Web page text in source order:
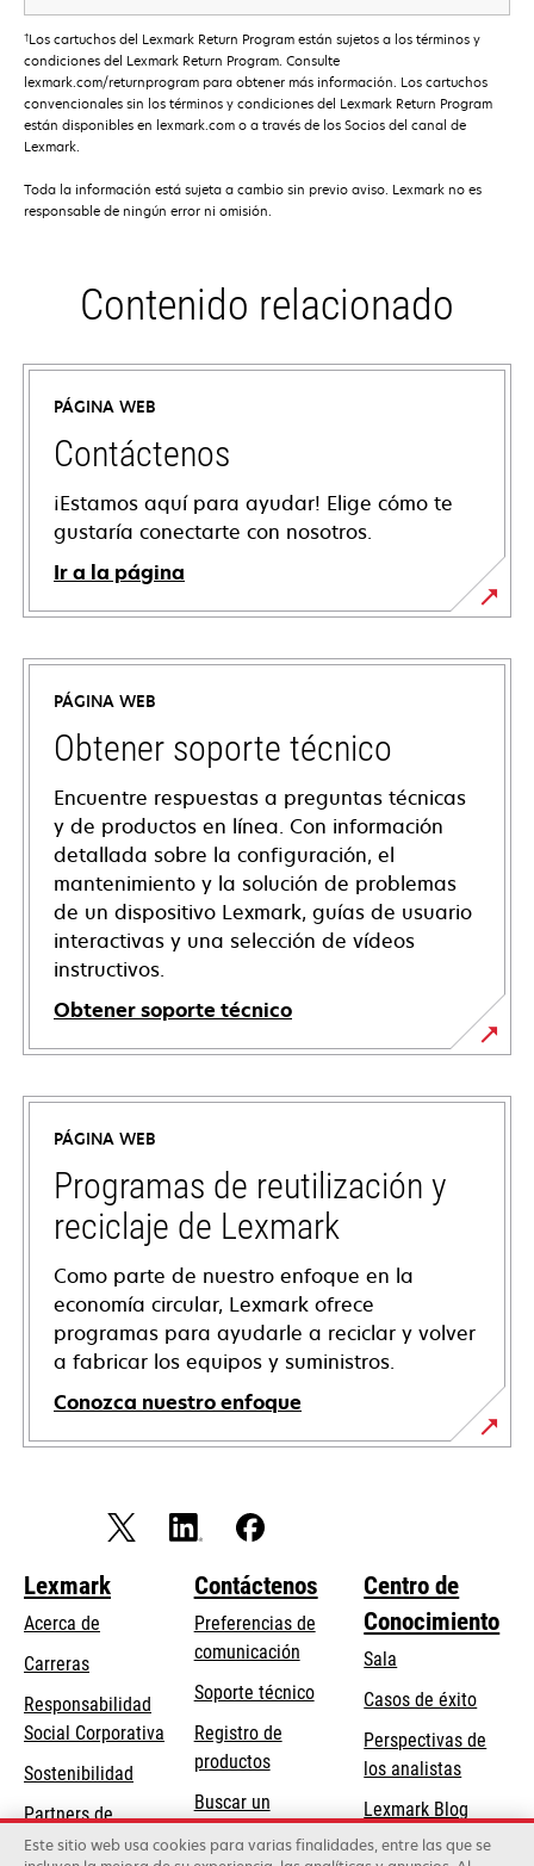
†Los cartuchos del Lexmark Return Program están sujetos a los términos y
condiciones del Lexmark Return Program. Consulte
lexmark.com/returnprogram para obtener más información. Los cartuchos
convencionales sin los términos y condiciones del Lexmark Return Program
están disponibles en lexmark.com o a través de los Socios del canal de
Lexmark.
Toda la información está sujeta a cambio sin previo aviso. Lexmark no es
responsable de ningún error ni omisión.
Contenido relacionado
PÁGINA WEB
Contáctenos
¡Estamos aquí para ayudar! Elige cómo te
gustaría conectarte con nosotros.
Ir a la página
PÁGINA WEB
Obtener soporte técnico
Encuentre respuestas a preguntas técnicas
y de productos en línea. Con información
detallada sobre la configuración, el
mantenimiento y la solución de problemas
de un dispositivo Lexmark, guías de usuario
interactivas y una selección de vídeos
instructivos.
Obtener soporte técnico
se
abre
una
pestaña
nueva
PÁGINA WEB
Programas de reutilización y
reciclaje de Lexmark
Como parte de nuestro enfoque en la
economía circular, Lexmark ofrece
programas para ayudarle a reciclar y volver
a fabricar los equipos y suministros.
Conozca nuestro enfoque
Lexmark
Acerca de
Carreras
Responsabilidad
Social Corporativa
abre
una
pestaña
Sostenibilidad
Partners de
Lexmark
Contáctenos
Preferencias de
comunicación
Soporte técnicose
pestaña
nueva
Registro de
productos
Buscar un
concesionario
Centro de
Conocimiento
Sala
Casos de éxito
Perspectivas de
los analistas
Lexmark Blog
Este sitio web usa cookies para varias finalidades, entre las que se